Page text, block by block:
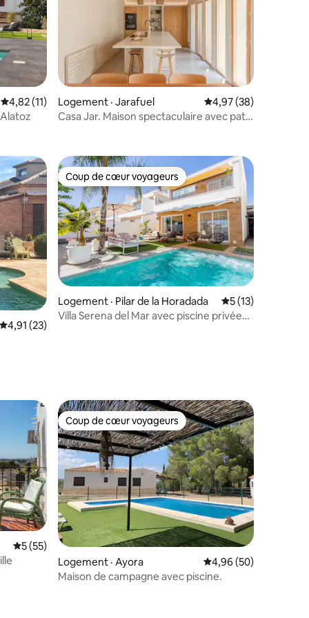
Note moyenne de 4,82 sur 5, 11 commentaires
4,82 (11)
Logement · Jarafuel Note moyenne de
4,97 (38)
Casa Jar. Maison spectaculaire avec patio
Note moyenne de 4,91 sur 5, 23 commentaires
4,91 (23)
Coup de cœur voyageurs
Coup de cœur voyageurs
Logement · Pilar de la Horadada Note moyenne
5 (13)
Villa Serena del Mar avec piscine privée
plus aimés
Note moyenne de 5 sur 5, 55 commentaires
5 (55)
Coup de cœur voyageurs
Coup de cœur voyageurs
Logement · Ayora Note moyenne de
4,96 (50)
Maison de campagne avec piscine.